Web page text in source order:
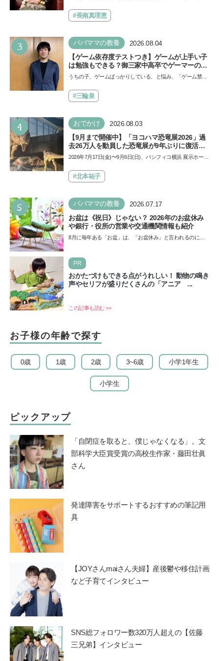
できると子どもに知ってほしい
ザ…
#長南真理恵
3 パパママの教養 2026.08.04
【ゲーム依存度テストつき】ゲームが上手い子
は勉強もできる？御三家中高卒でゲーマーの医
師・阿部智史さんが教えるゲームしながら受験
うちの子、ゲームばっかりしている、と悩み、「ゲーム禁
も…
#三輪泉
4 おでかけ 2026.08.03
【9月まで開催中】「ヨコハマ恐竜展2026」過
去26万人を動員した恐竜展が9年ぶりに復活！
夏休みのおでかけで楽しむポイントを完全ガイ
2026年7月17日(金)〜9月6日(日)、パシフィコ横浜 展示ホール
催…
#北本祐子
5 パパママの教養 2026.07.17
お盆は《祝日》じゃない？ 2026年のお盆休み
や銀行・役所の営業や交通機関情報も紹介
8月に毎年ある「お盆」は、「お盆休み」と言われるのに祝
PR
おかたづけもできる点がうれしい！ 動物の鳴き
声やセリフが盛りだくさんの「アニア ...
この記事も読む >>
お子様の年齢で探す
0歳 1歳 2歳 3~6歳 小学1年生
小学生
ピックアップ
「自閉症を取ると、僕じゃなくなる」。文
部科学大臣賞受賞の高校生作家・藤田壮眞
さん
発達障害をサポートするおすすめの筆記用
具
【JOYさんmaiさん夫婦】産後鬱や移住計画
など子育てインタビュー
SNS総フォロワー数320万人超えの【佐藤
三兄弟】インタビュー